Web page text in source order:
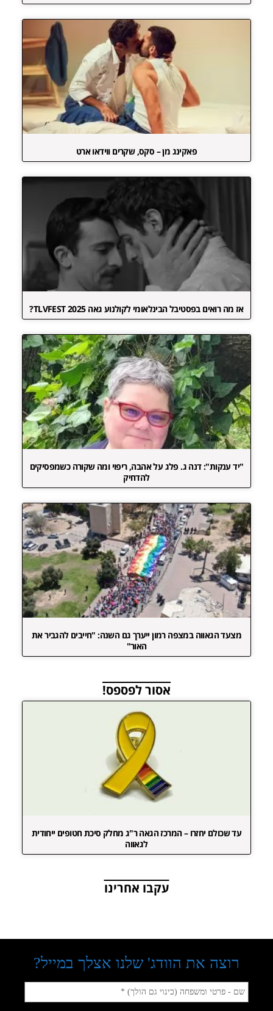
פאקינג מן – סקס, שקרים ווידאו ארט
אז מה רואים בפסטיבל הבינלאומי לקולנוע גאה TLVFEST 2025?
"יד ענקות": דנה ג. פלג על אהבה, ריפוי ומה שקורה כשמפסיקים
להדחיק
מצעד הגאווה במצפה רמון ייערך גם השנה: "חייבים להגביר את
האור"
אסור לפספס!
עד שכולם יחזרו – המרכז הגאה ר"ג מחלק סיכת חטופים ייחודית
לגאווה
עקבו אחרינו